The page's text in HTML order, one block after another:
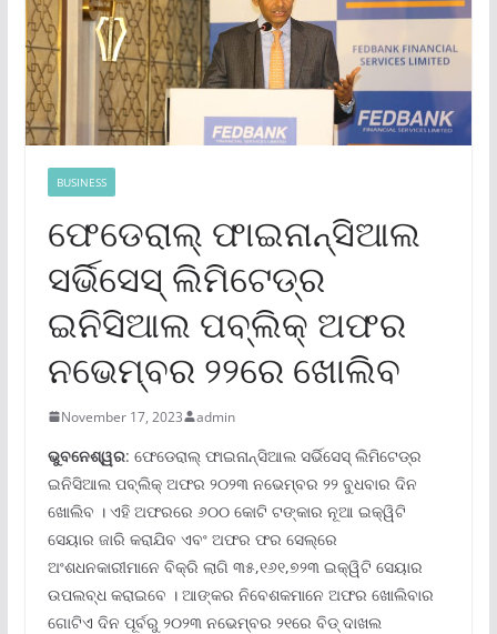
BUSINESS
ଫେଡେରାଲ୍ ଫାଇନାନ୍ସିଆଲ
ସର୍ଭିସେସ୍ ଲିମିଟେଡ୍‌ର
ଇନିସିଆଲ ପବ୍ଲିକ୍ ଅଫର
ନଭେମ୍ବର ୨୨ରେ ଖୋଲିବ
November 17, 2023 admin
ଭୁବନେଶ୍ୱର: ଫେଡେରାଲ୍ ଫାଇନାନ୍ସିଆଲ ସର୍ଭିସେସ୍ ଲିମିଟେଡ୍‌ର
ଇନିସିଆଲ ପବ୍ଲିକ୍ ଅଫର ୨୦୨୩ ନଭେମ୍ବର ୨୨ ବୁଧବାର ଦିନ
ଖୋଲିବ । ଏହି ଅଫରରେ ୬୦୦ କୋଟି ଟଙ୍କାର ନୂଆ ଇକ୍ୱିଟି
ସେୟାର ଜାରି କରାଯିବ ଏବଂ ଅଫର ଫର ସେଲ୍‌ରେ
ଅଂଶଧନକାରୀମାନେ ବିକ୍ରି ଲାଗି ୩୫,୧୬୧,୭୨୩ ଇକ୍ୱିଟି ସେୟାର
ଉପଲବ୍ଧ କରାଇବେ । ଆଙ୍କର ନିବେଶକମାନେ ଅଫର ଖୋଲିବାର
ଗୋଟିଏ ଦିନ ପୂର୍ବରୁ ୨୦୨୩ ନଭେମ୍ବର ୨୧ରେ ବିଡ୍ ଦାଖଲ